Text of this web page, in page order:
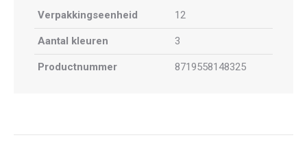
Verpakkingseenheid 12
Aantal kleuren 3
Productnummer 8719558148325